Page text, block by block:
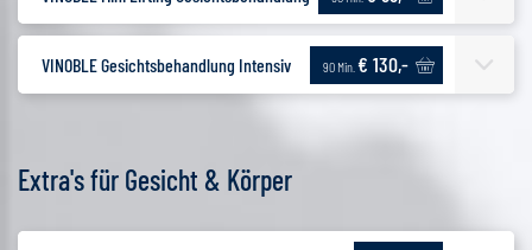
VINOBLE Gesichtsbehandlung Intensiv 90 Min. € 130,-
Extra's für Gesicht & Körper